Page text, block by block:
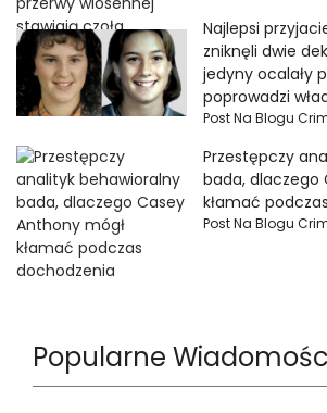
Najlepsi
zniknęli dwie
jedyny ocalały
poprowadzi
Post Na Blogu
Przestępczy
bada, dlaczego
kłamać
Post Na Blogu
Popularne